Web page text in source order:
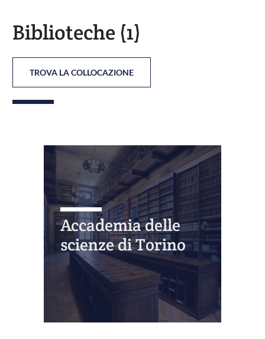
Biblioteche (1)
TROVA LA COLLOCAZIONE
Accademia delle
scienze di Torino